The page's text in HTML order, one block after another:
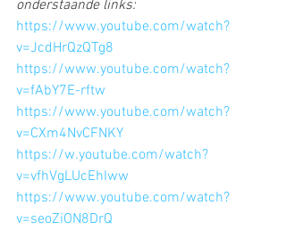
onderstaande links:
https://www.youtube.com/watch?
v=JcdHrQzQTg8
https://www.youtube.com/watch?
v=fAbY7E-rftw
https://www.youtube.com/watch?
v=CXm4NvCFNKY
https://w.youtube.com/watch?
v=vfhVgLUcEhIww
https://www.youtube.com/watch?
v=seoZiON8DrQ